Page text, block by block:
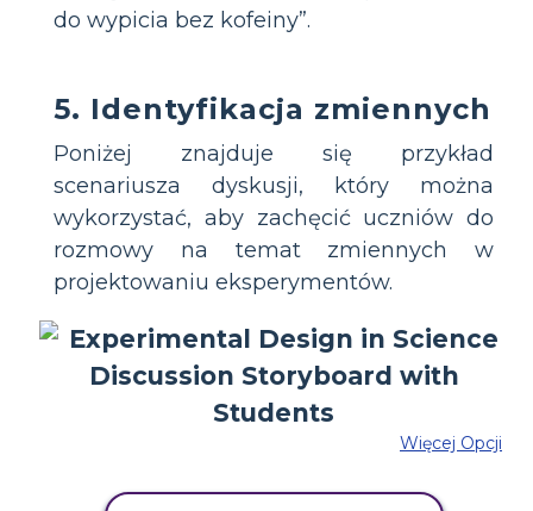
do wypicia bez kofeiny”.
5. Identyfikacja zmiennych
Poniżej znajduje się przykład
scenariusza dyskusji, który można
wykorzystać, aby zachęcić uczniów do
rozmowy na temat zmiennych w
projektowaniu eksperymentów.
Więcej Opcji